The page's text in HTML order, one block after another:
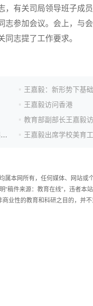
有关司局领导班子成
参加会议。会上，与
志提了工作要求。
王嘉毅：新形势下基
王嘉毅访问香港
教育部副部长王嘉毅
王嘉毅出席学校美育
本网所有，任何媒体、网站或
稿件来源：教育在线”，违者本站
业性的教育和科研之目的，并